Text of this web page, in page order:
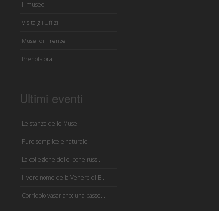
Il museo
Visita gli Uffizi
Musei di Firenze
Prenota ora
Ultimi eventi
Le stanze delle Muse
Puro semplice e naturale
La collezione delle icone russ...
Il vero nome della Venere di B...
Corridoio vasariano: una passe...